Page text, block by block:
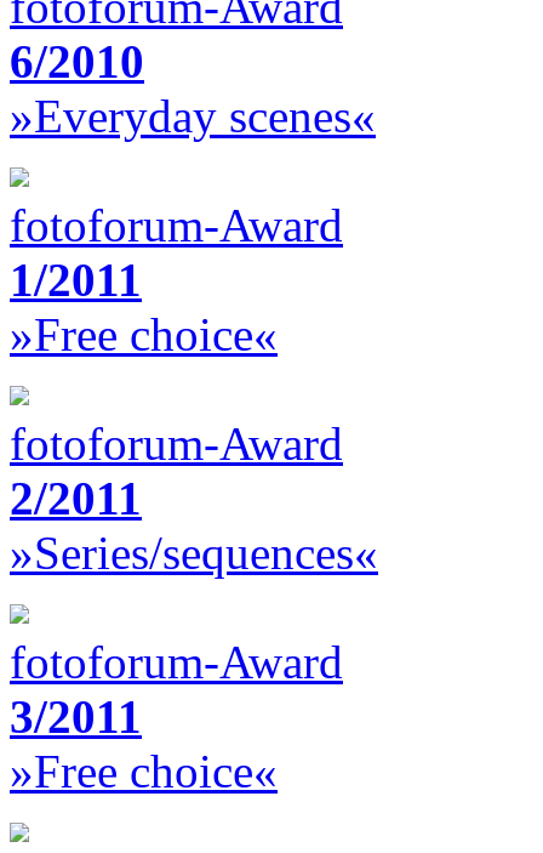
6/2010
»Everyday scenes«
fotoforum-Award
1/2011
»Free choice«
fotoforum-Award
2/2011
»Series/sequences«
fotoforum-Award
3/2011
»Free choice«